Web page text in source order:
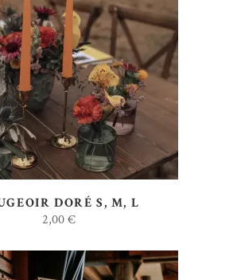
AJOUTER AU DEVIS
DORÉ S, M, L
2,00€